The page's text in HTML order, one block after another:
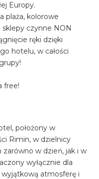
Europy.
plaża, kolorowe
czynne NON
ręki dzięki
hotelu, w całości
free!
położony w
Rimin, w dzielnicy
zarówno w dzień, jak i w
wyłącznie dla
atmosferę i